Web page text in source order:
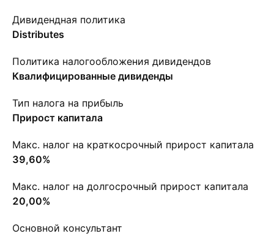
Дивидендная политика
Distributes
Политика налогообложения дивидендов
Квалифицированные дивиденды
Тип налога на прибыль
Прирост капитала
Макс. налог на краткосрочный прирост капитала
39,60%
Макс. налог на долгосрочный прирост капитала
20,00%
Основной консультант